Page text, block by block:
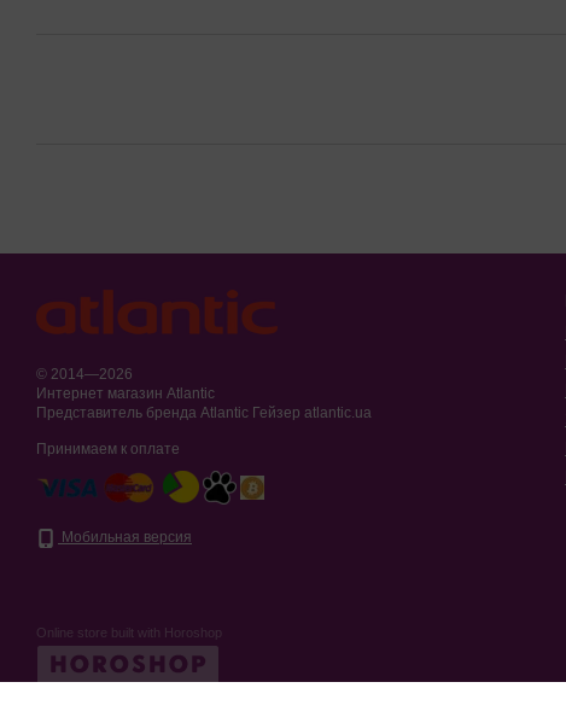
© 2014—2026
Интернет магазин Atlantic
Представитель бренда Atlantic Гейзер atlantic.ua
Принимаем к оплате
Мобильная версия
Online store built with Horoshop